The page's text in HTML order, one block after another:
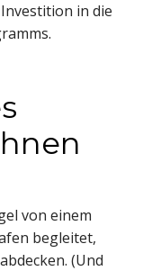
in die
von einem
begleitet,
(Und